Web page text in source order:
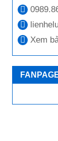
Xem